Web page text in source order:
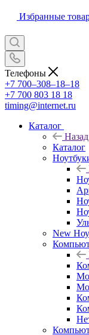
Избранные
Телефоны
+7 700‒308‒18‒18
+7 700 803 18 18
timing@internet.ru
Каталог
Назад
Каталог
New